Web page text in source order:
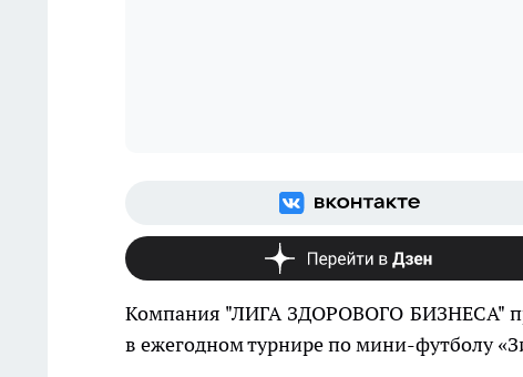
Компания "ЛИГА ЗДОРОВОГО БИЗНЕСА"
в ежегодном турнире по мини-футболу